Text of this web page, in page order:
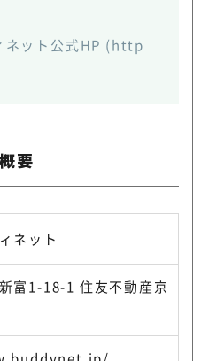
ィネット公式HP (https://
要
ネット
富1-18-1 住友不動産京